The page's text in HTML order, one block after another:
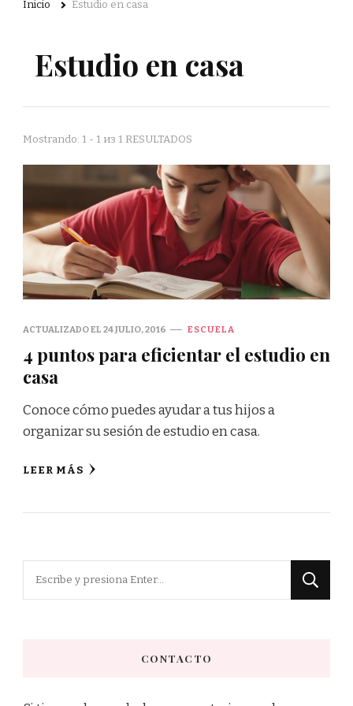
Inicio Estudio en casa
Estudio en casa
Mostrando: 1 - 1 из 1 RESULTADOS
ACTUALIZADO EL 24 JULIO, 2016 ESCUELA
4 puntos para eficientar el estudio en
casa
Conoce cómo puedes ayudar a tus hijos a
organizar su sesión de estudio en casa.
LEER MÁS
CONTACTO